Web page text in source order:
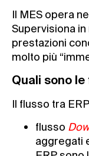
Il MES opera
Supervisiona
prestazioni
molto più
Quali sono
Il flusso tra
flusso
aggregati